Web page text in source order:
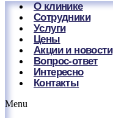
О клинике
Сотрудники
Услуги
Цены
Акции и новости
Вопрос-ответ
Интересно
Контакты
Menu